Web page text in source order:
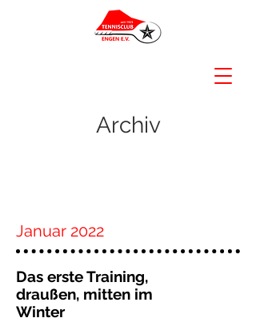
Archiv
Januar 2022
Das erste Training,
draußen, mitten im
Winter